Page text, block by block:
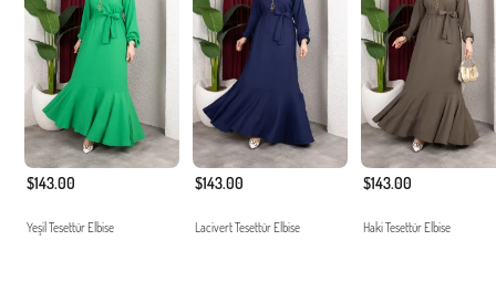
$143.00
Yeşil Tesettür Elbise
$143.00
Lacivert Tesettür Elbise
$143.00
Haki Tesettür Elbise